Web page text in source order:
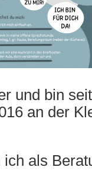
und bin
an der
als